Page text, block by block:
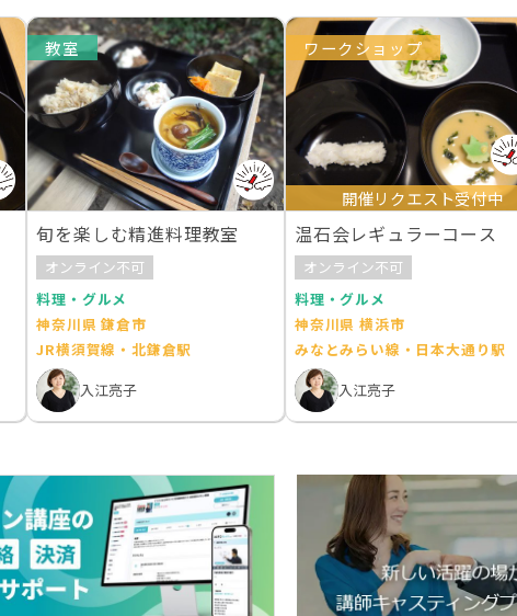
教室
旬を楽しむ精進料理教室
オンライン不可
料理・グルメ
神奈川県 鎌倉市
JR横須賀線・北鎌倉駅
入江亮子
ワークショップ
開催リクエスト受付中
温石会レギュラーコース
オンライン不可
料理・グルメ
神奈川県 横浜市
みなとみらい線・日本大通り駅
入江亮子